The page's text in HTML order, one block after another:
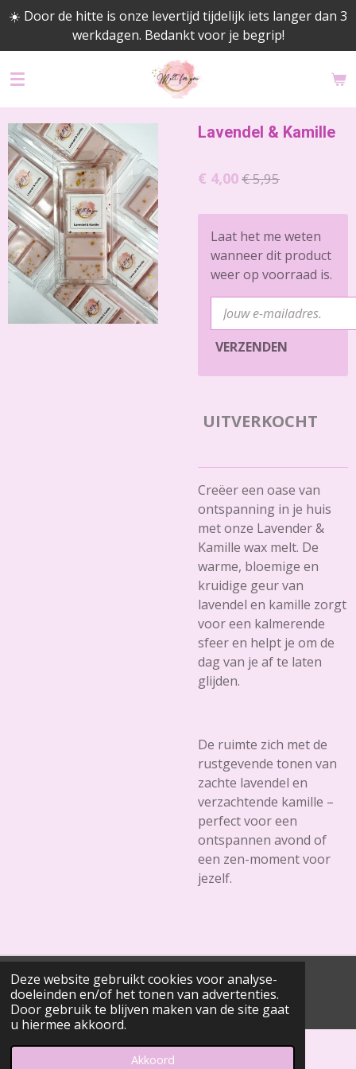
Deze website gebruikt cookies voor analyse-
doeleinden en/of het tonen van advertenties.
Door gebruik te blijven maken van de site gaat
u hiermee akkoord.
Akkoord
Ga
naar
de
☀️ Door de hitte is onze levertijd tijdelijk iets langer dan 3
werkdagen. Bedankt voor je begrip!
Lavendel & Kamille
€ 4,00€ 5,95
Laat het me weten
wanneer dit product
weer op voorraad is.
VERZENDEN
UITVERKOCHT
Creëer een oase van
ontspanning in je huis
met onze Lavender &
Kamille wax melt. De
warme, bloemige en
kruidige geur van
lavendel en kamille zorgt
voor een kalmerende
sfeer en helpt je om de
dag van je af te laten
glijden.
De ruimte zich met de
rustgevende tonen van
zachte lavendel en
verzachtende kamille –
perfect voor een
ontspannen avond of
een zen-moment voor
jezelf.
© 2020 - 2026 Meltforyou
Powered byJouwWeb